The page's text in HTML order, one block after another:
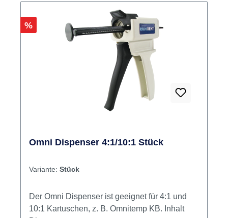
Rabatt
%
Omni Dispenser 4:1/10:1 Stück
Variante: Stück
Der Omni Dispenser ist geeignet für 4:1 und
10:1 Kartuschen, z. B. Omnitemp KB. Inhalt